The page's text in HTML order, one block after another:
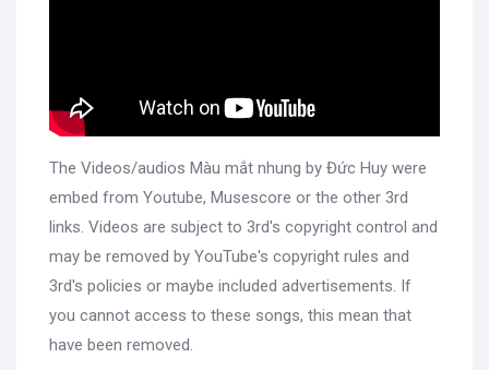
The Videos/audios Màu mắt nhung by Đức Huy were
embed from Youtube, Musescore or the other 3rd
links. Videos are subject to 3rd's copyright control and
may be removed by YouTube's copyright rules and
3rd's policies or maybe included advertisements. If
you cannot access to these songs, this mean that
have been removed.